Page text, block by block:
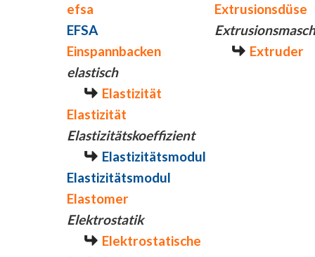
efsa
EFSA
Einspannbacken
elastisch
Elastizität
Elastizität
Elastizitätskoeffizient
Elastizitätsmodul
Elastizitätsmodul
Elastomer
Elektrostatik
Elektrostatische
Extrusionsdüse
Extruder